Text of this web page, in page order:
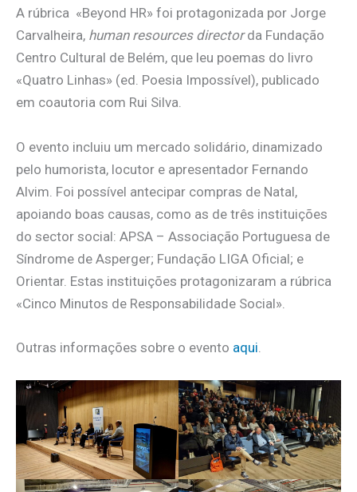
A rúbrica «Beyond HR» foi protagonizada por Jorge
Carvalheira, human resources directorda Fundação
Centro Cultural de Belém, que leu poemas do livro
«Quatro Linhas» (ed. Poesia Impossível), publicado
em coautoria com Rui Silva.
O evento incluiu um mercado solidário, dinamizado
pelo humorista, locutor e apresentador Fernando
Alvim. Foi possível antecipar compras de Natal,
apoiando boas causas, como as de três instituições
do sector social: APSA – Associação Portuguesa de
Síndrome de Asperger; Fundação LIGA Oficial; e
Orientar. Estas instituições protagonizaram a rúbrica
«Cinco Minutos de Responsabilidade Social».
Outras informações sobre o evento aqui